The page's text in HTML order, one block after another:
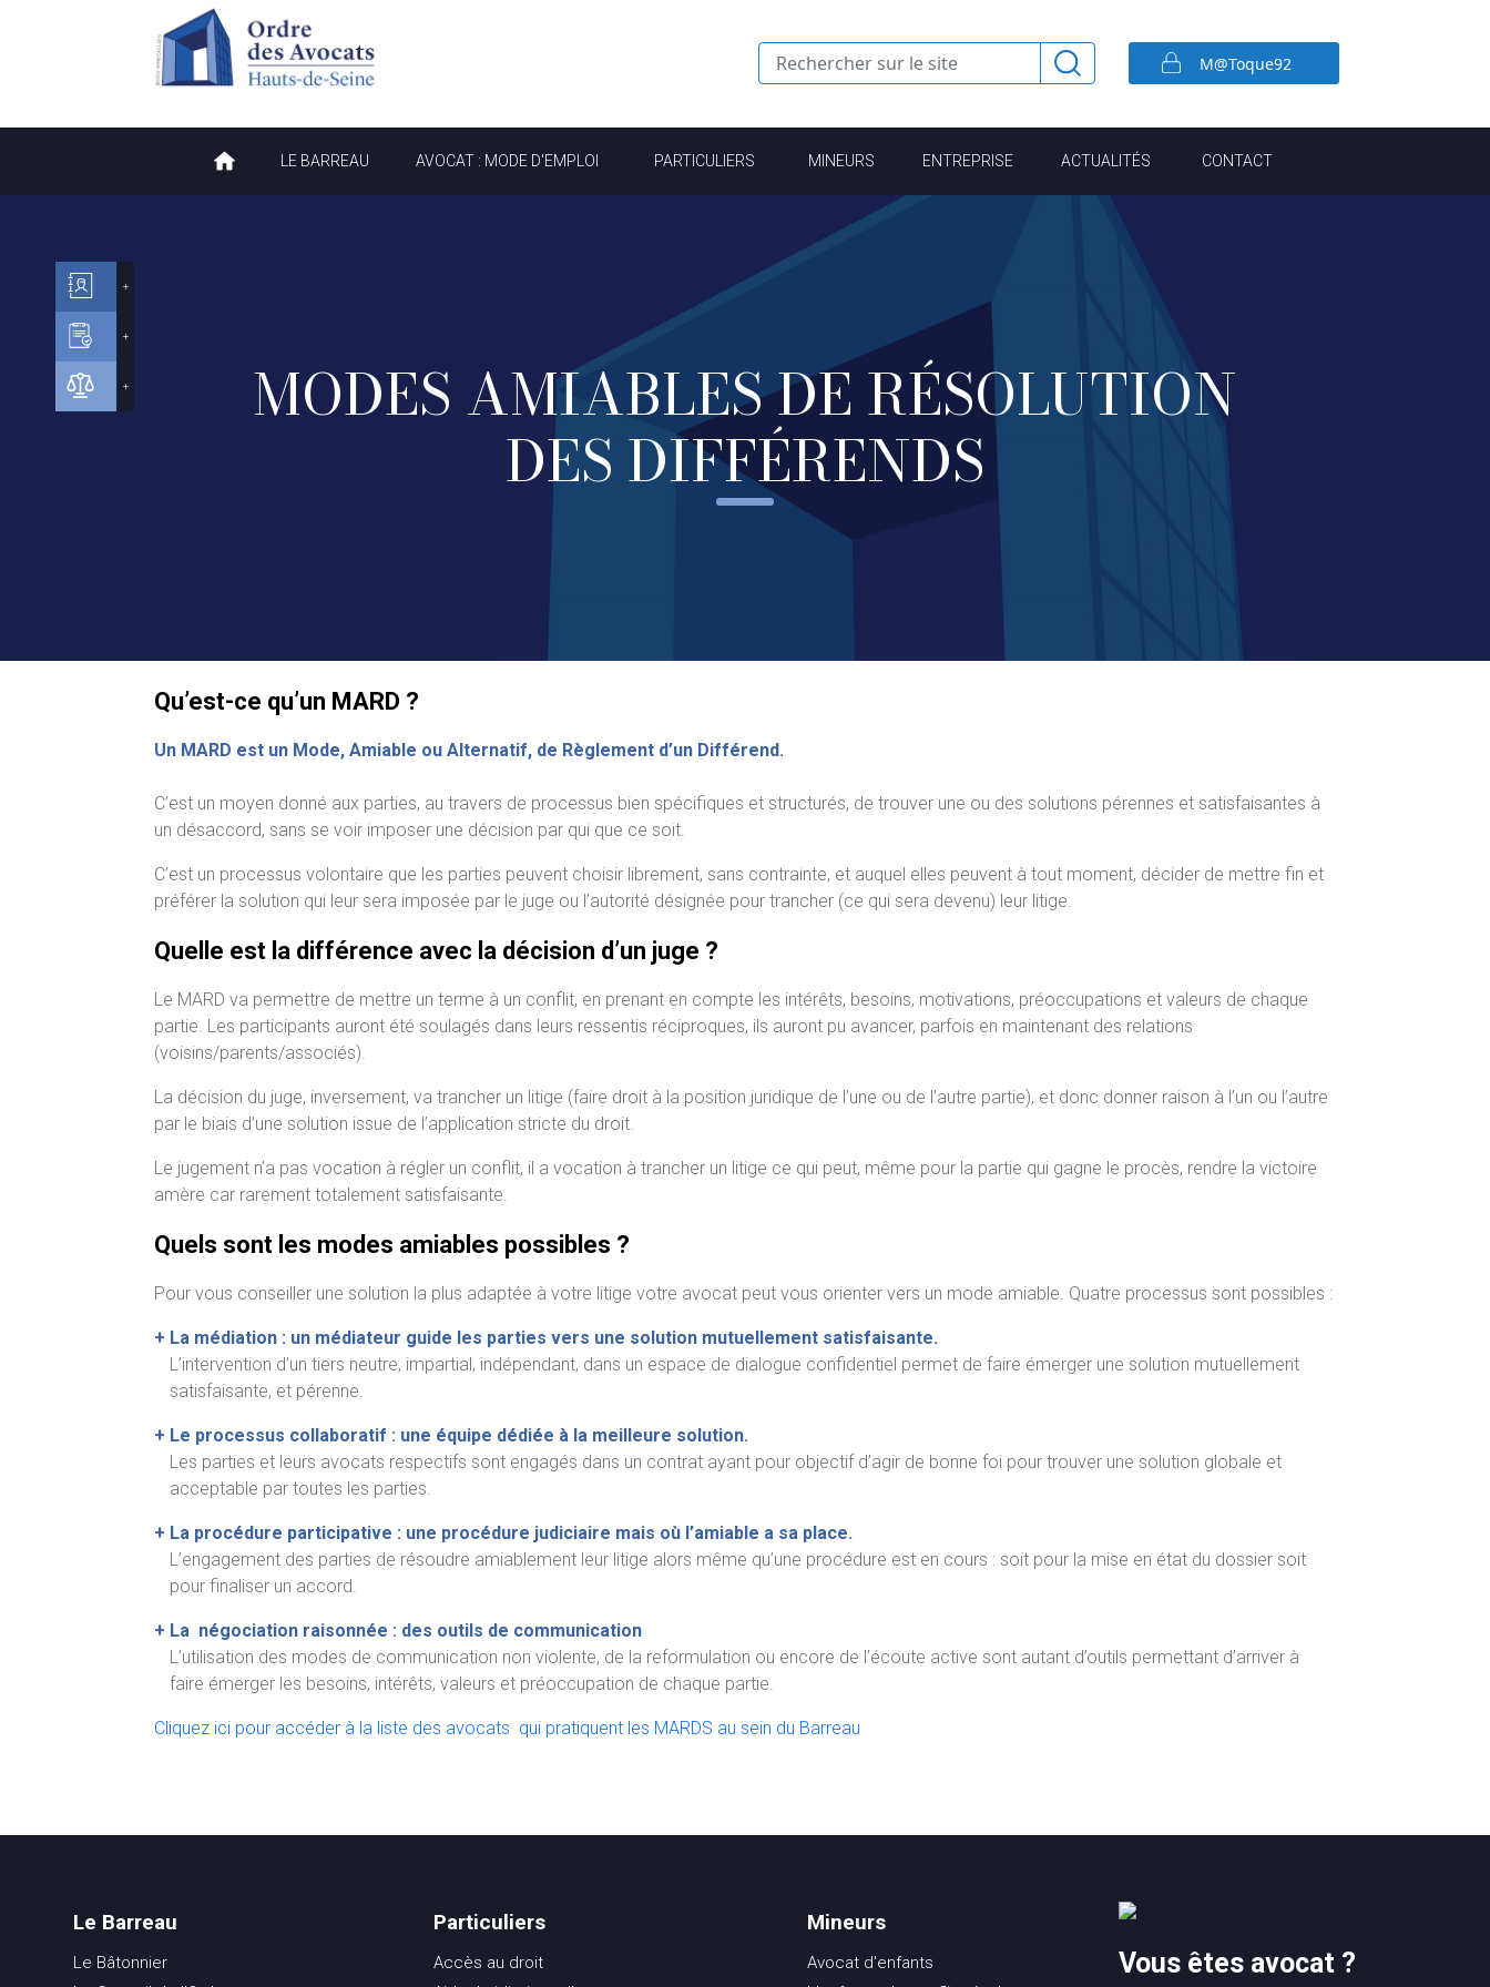
M@Toque92
LE BARREAU AVOCAT : MODE D'EMPLOI PARTICULIERS MINEURS ENTREPRISE ACTUALITÉS CONTACT
MODES AMIABLES DE RÉSOLUTION
DES DIFFÉRENDS
Qu’est-ce qu’un MARD ?
Un MARD est un Mode, Amiable ou Alternatif, de Règlement d’un Différend.
C’est un moyen donné aux parties, au travers de processus bien spécifiques et structurés, de trouver une ou des solutions pérennes et satisfaisantes à
un désaccord, sans se voir imposer une décision par qui que ce soit.
C’est un processus volontaire que les parties peuvent choisir librement, sans contrainte, et auquel elles peuvent à tout moment, décider de mettre fin et
préférer la solution qui leur sera imposée par le juge ou l’autorité désignée pour trancher (ce qui sera devenu) leur litige.
Quelle est la différence avec la décision d’un juge ?
Le MARD va permettre de mettre un terme à un conflit, en prenant en compte les intérêts, besoins, motivations, préoccupations et valeurs de chaque
partie. Les participants auront été soulagés dans leurs ressentis réciproques, ils auront pu avancer, parfois en maintenant des relations
(voisins/parents/associés).
La décision du juge, inversement, va trancher un litige (faire droit à la position juridique de l’une ou de l’autre partie), et donc donner raison à l’un ou l’autre
par le biais d’une solution issue de l’application stricte du droit.
Le jugement n’a pas vocation à régler un conflit, il a vocation à trancher un litige ce qui peut, même pour la partie qui gagne le procès, rendre la victoire
amère car rarement totalement satisfaisante.
Quels sont les modes amiables possibles ?
Pour vous conseiller une solution la plus adaptée à votre litige votre avocat peut vous orienter vers un mode amiable. Quatre processus sont possibles :
+ La médiation : un médiateur guide les parties vers une solution mutuellement satisfaisante.
L’intervention d’un tiers neutre, impartial, indépendant, dans un espace de dialogue confidentiel permet de faire émerger une solution mutuellement
satisfaisante, et pérenne.
+ Le processus collaboratif : une équipe dédiée à la meilleure solution.
Les parties et leurs avocats respectifs sont engagés dans un contrat ayant pour objectif d’agir de bonne foi pour trouver une solution globale et
acceptable par toutes les parties.
+ La procédure participative : une procédure judiciaire mais où l’amiable a sa place.
L’engagement des parties de résoudre amiablement leur litige alors même qu’une procédure est en cours : soit pour la mise en état du dossier soit
pour finaliser un accord.
+ La négociation raisonnée : des outils de communication
L’utilisation des modes de communication non violente, de la reformulation ou encore de l’écoute active sont autant d’outils permettant d’arriver à
faire émerger les besoins, intérêts, valeurs et préoccupation de chaque partie.
Cliquez ici pour accéder à la liste des avocats qui pratiquent les MARDS au sein du Barreau
Le Barreau
Le Bâtonnier
Particuliers
Accès au droit
Mineurs
Avocat d'enfants
Vous êtes avocat ?
Préférences en matière de cookies